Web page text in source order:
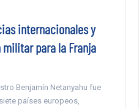
internacionales y
para la Franja
Benjamín Netanyahu fue
países europeos,